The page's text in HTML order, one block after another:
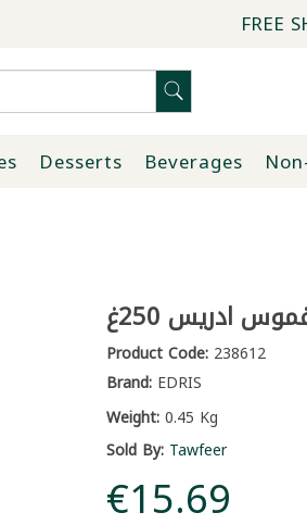
FREE
Desserts Beverages
ادريس 250غ
Product Code:238612
Brand:EDRIS
Weight:0.45 Kg
Sold By: Tawfeer
€15.69